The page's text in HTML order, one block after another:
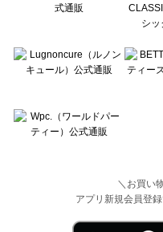
＼お買い
アプリ新規会員登